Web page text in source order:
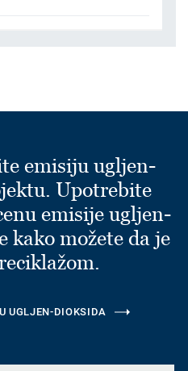
emisiju ugljen-
Upotrebite
emisije ugljen-
kako možete da je
UGLJEN-DIOKSIDA